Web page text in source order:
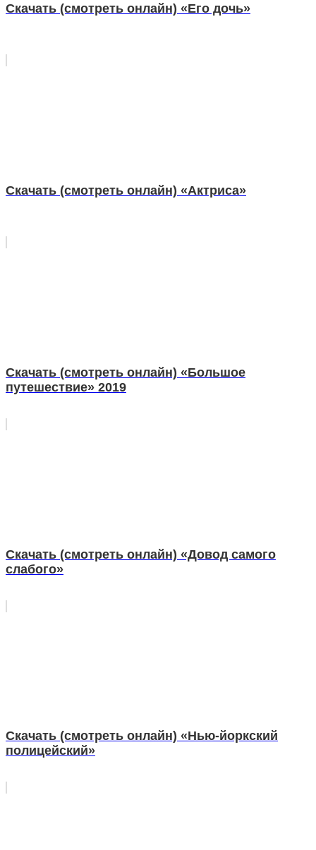
Скачать (смотреть онлайн) «Его дочь»
Скачать (смотреть онлайн) «Актриса»
Скачать (смотреть онлайн) «Большое
путешествие» 2019
Скачать (смотреть онлайн) «Довод самого
слабого»
Скачать (смотреть онлайн) «Нью-йоркский
полицейский»